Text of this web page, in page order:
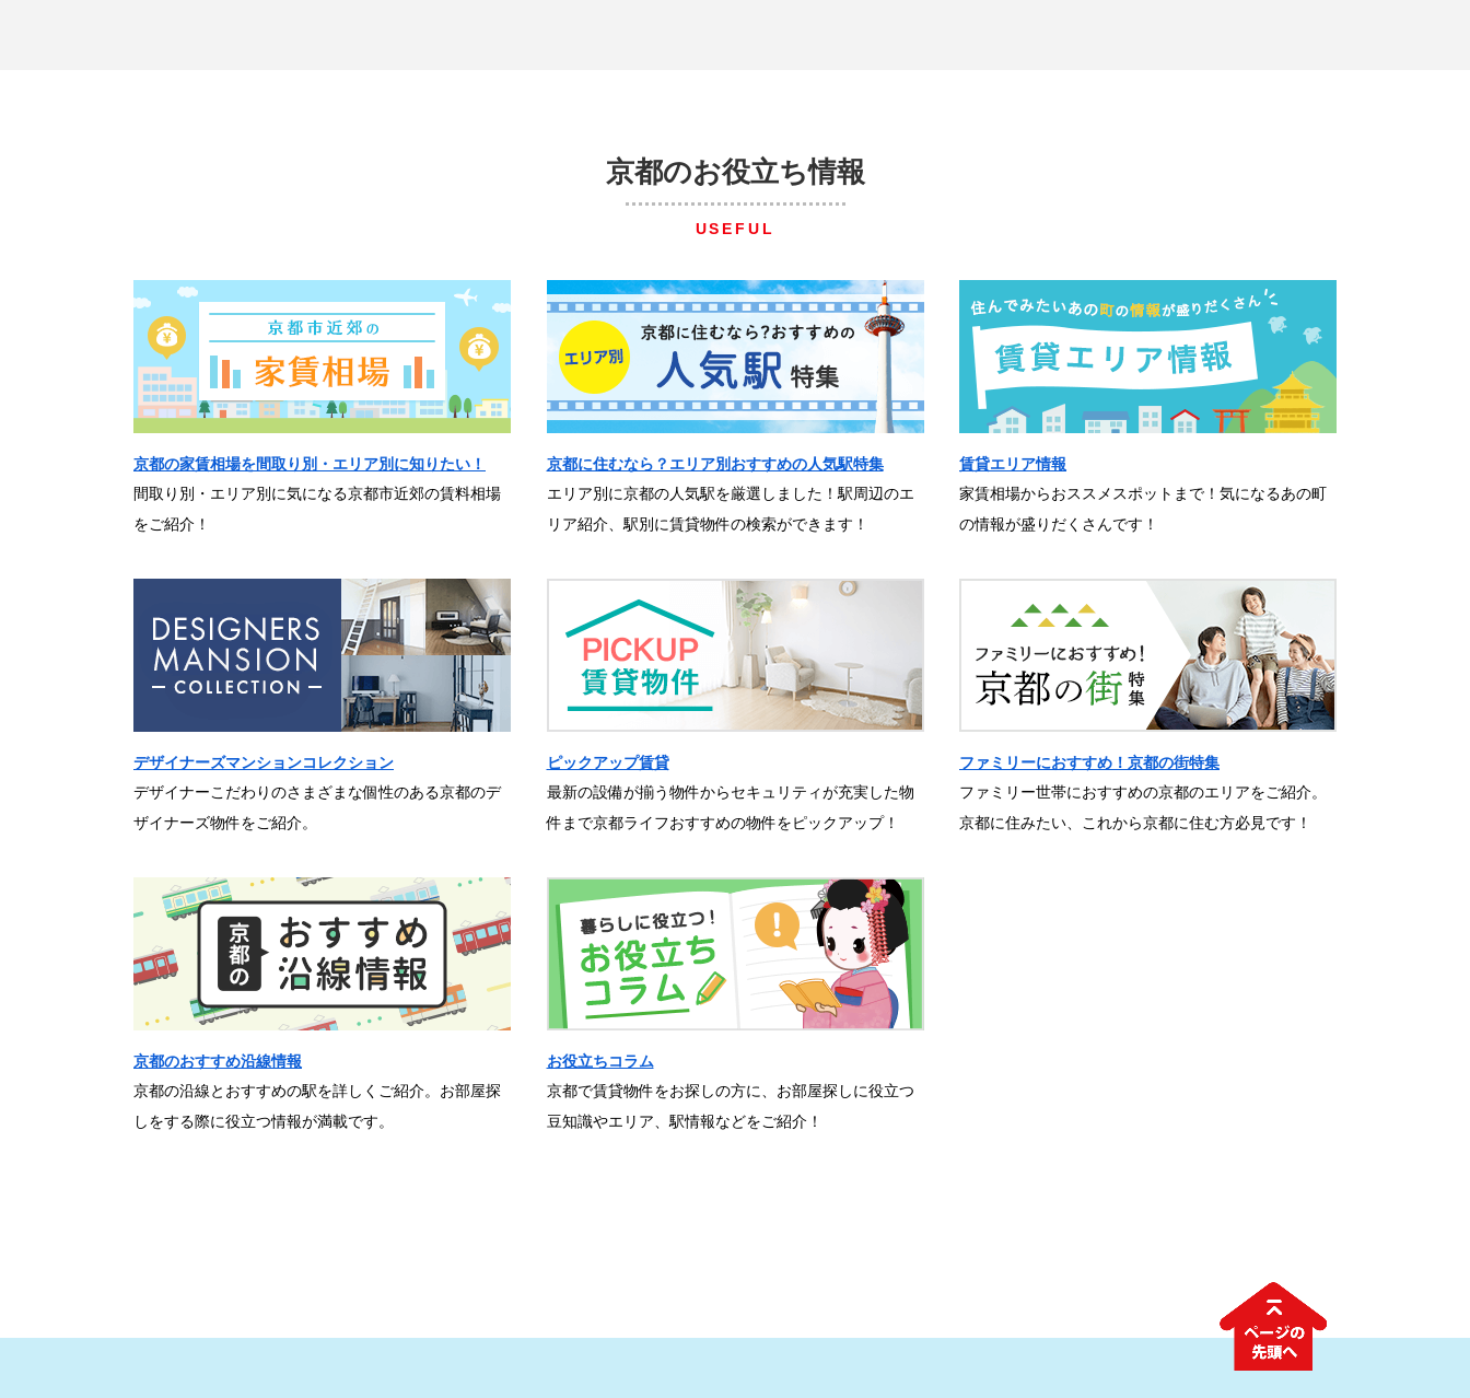
京都のお役立ち情報
USEFUL
京都の家賃相場を間取り別・エリア別に知りたい！
間取り別・エリア別に気になる京都市近郊の賃料相場
をご紹介！
京都に住むなら？エリア別おすすめの人気駅特集
エリア別に京都の人気駅を厳選しました！駅周辺のエ
リア紹介、駅別に賃貸物件の検索ができます！
賃貸エリア情報
家賃相場からおススメスポットまで！気になるあの町
の情報が盛りだくさんです！
デザイナーズマンションコレクション
デザイナーこだわりのさまざまな個性のある京都のデ
ザイナーズ物件をご紹介。
ピックアップ賃貸
最新の設備が揃う物件からセキュリティが充実した物
件まで京都ライフおすすめの物件をピックアップ！
ファミリーにおすすめ！京都の街特集
ファミリー世帯におすすめの京都のエリアをご紹介。
京都に住みたい、これから京都に住む方必見です！
京都のおすすめ沿線情報
京都の沿線とおすすめの駅を詳しくご紹介。お部屋探
しをする際に役立つ情報が満載です。
お役立ちコラム
京都で賃貸物件をお探しの方に、お部屋探しに役立つ
豆知識やエリア、駅情報などをご紹介！